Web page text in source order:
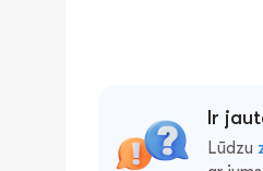
Ir
Lūdzu